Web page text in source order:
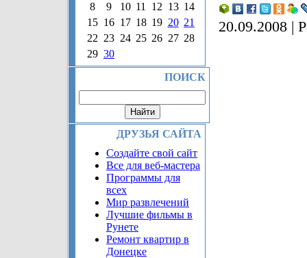
8
9 10 11 12 13 14
15 16 17 18 19 20 21
22 23 24 25 26 27 28
29 30
ПОИСК
ДРУЗЬЯ САЙТА
Создайте свой сайт
Все для веб-мастера
Программы для
всех
Мир развлечений
Лучшие фильмы в
Рунете
Ремонт квартир в
Донецке
20.09.2008 |